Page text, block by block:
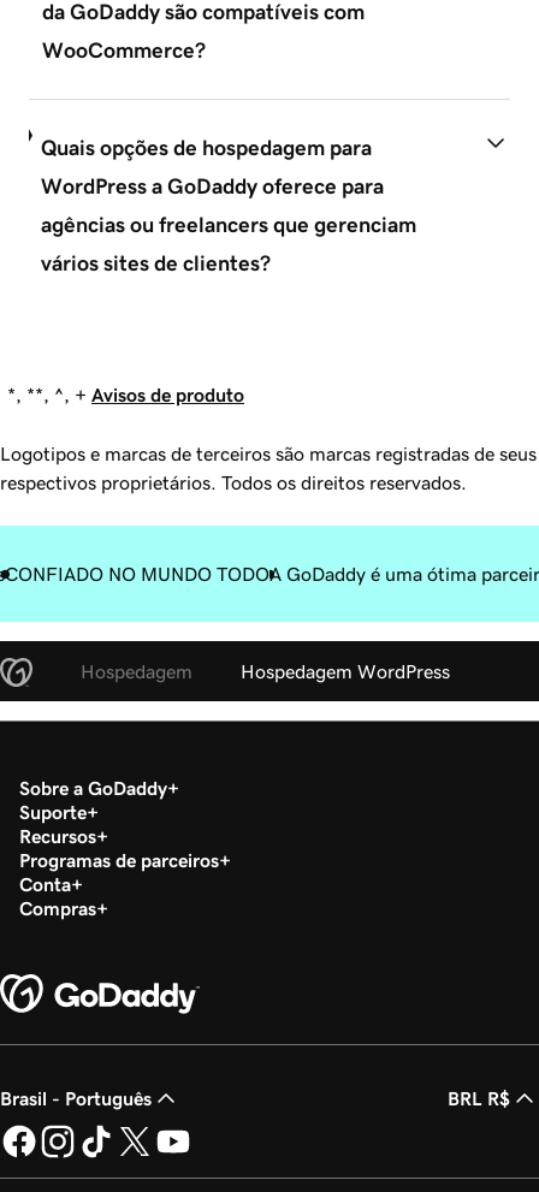
da GoDaddy são compatíveis com
WooCommerce?
Quais opções de hospedagem para
WordPress a GoDaddy oferece para
agências ou freelancers que gerenciam
vários sites de clientes?
*, **, ^, + Avisos de produto
Logotipos e marcas de terceiros são marcas registradas de seus
respectivos proprietários. Todos os direitos reservados.
CONFIADO NO MUNDO TODOA GoDaddy é uma ótima
Hospedagem Hospedagem WordPress
Sobre a GoDaddy
Suporte
Recursos
Programas de parceiros
Conta
Compras
Brasil - Português BRL R$